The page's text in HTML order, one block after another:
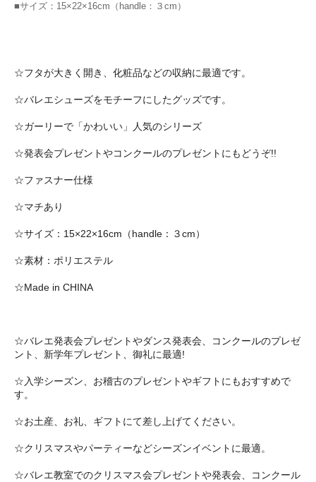
■サイズ：15×22×16cm（handle：３cm）
☆フタが大きく開き、化粧品などの収納に最適です。
☆バレエシューズをモチーフにしたグッズです。
☆ガーリーで「かわいい」人気のシリーズ
☆発表会プレゼントやコンクールのプレゼントにもどうぞ!!
☆ファスナー仕様
☆マチあり
☆サイズ：15×22×16cm（handle：３cm）
☆素材：ポリエステル
☆Made in CHINA
☆バレエ発表会プレゼントやダンス発表会、コンクールのプレゼ
ント、新学年プレゼント、御礼に最適!
☆入学シーズン、お稽古のプレゼントやギフトにもおすすめで
す。
☆お土産、お礼、ギフトにて差し上げてください。
☆クリスマスやパーティーなどシーズンイベントに最適。
☆バレエ教室でのクリスマス会プレゼントや発表会、コンクール